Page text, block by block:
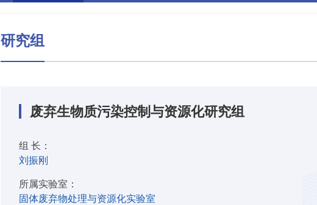
研究组
废弃生物质污染控制与资源化研究组
组 长：
刘振刚
所属实验室：
固体废弃物处理与资源化实验室